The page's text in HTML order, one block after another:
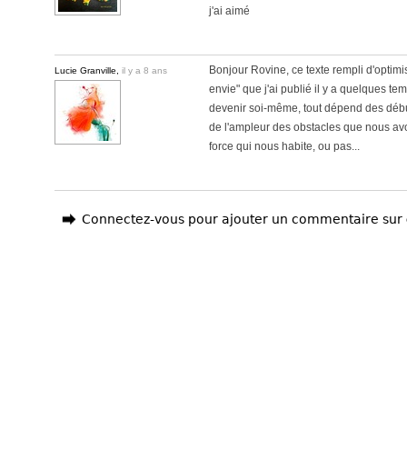
j'ai aimé
Lucie Granville, il y a 8 ans
Bonjour Rovine, ce texte rempli
envie" que j'ai publié il y a quelques
devenir soi-même, tout dépend des
de l'ampleur des obstacles que nous
force qui nous habite, ou pas...
Connectez-vous pour ajouter un commentaire sur